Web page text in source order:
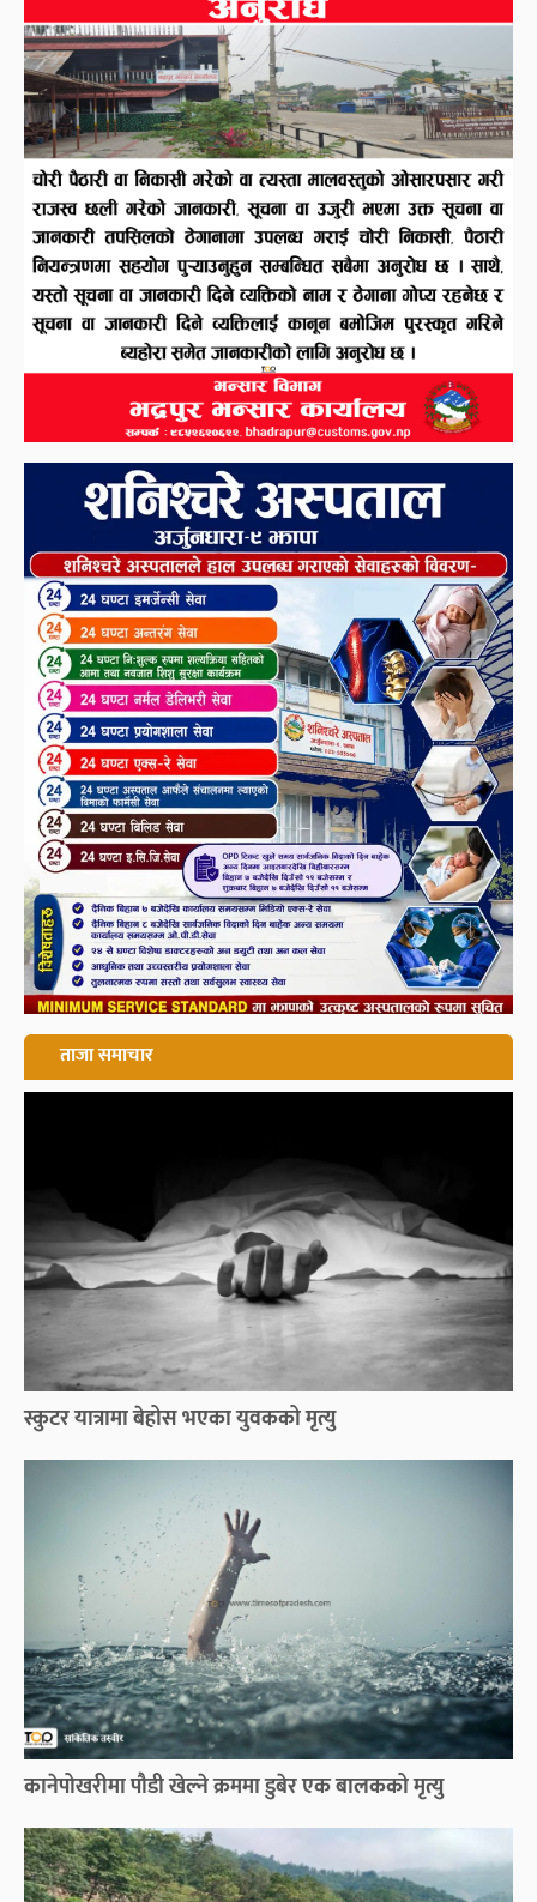
ताजा समाचार
स्कुटर यात्रामा बेहोस भएका युवकको मृत्यु
कानेपोखरीमा पौडी खेल्ने क्रममा डुबेर एक बालकको मृत्यु